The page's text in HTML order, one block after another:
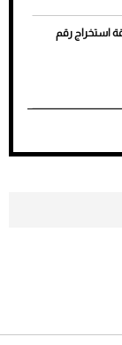
للقميص
استخراج رقم
لحادث مروع.. جوشوا
القاضية" (فيديو)